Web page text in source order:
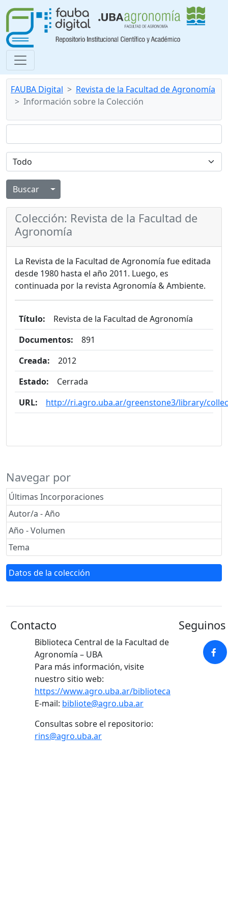
FAUBA Digital
Revista de la Facultad de Agronomía
Información sobre la Colección
Alternar menú desplegable
Colección: Revista de la Facultad de
Agronomía
La Revista de la Facultad de Agronomía fue editada
desde 1980 hasta el año 2011. Luego, es
continuada por la revista Agronomía & Ambiente.
Título:
Revista de la Facultad de Agronomía
Documentos:
891
Creada:
2012
Estado:
Cerrada
URL:
http://ri.agro.uba.ar/greenstone3/library/
Navegar por
Últimas Incorporaciones
Autor/a - Año
Año - Volumen
Tema
Datos de la colección
Contacto
Biblioteca Central de la Facultad de
Agronomía – UBA
Para más información, visite
nuestro sitio web:
https://www.agro.uba.ar/biblioteca
E-mail: bibliote@agro.uba.ar
Consultas sobre el repositorio:
rins@agro.uba.ar